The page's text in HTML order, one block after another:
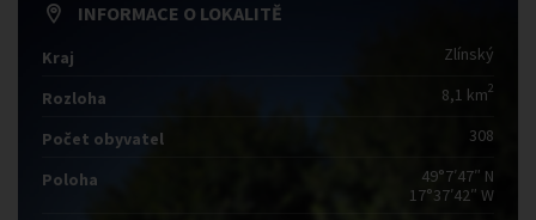
INFORMACE O LOKALITĚ
Kraj Zlínský
Rozloha 8,1 km2
Počet obyvatel 308
Poloha
49°7′47″ N
17°37′42″ W